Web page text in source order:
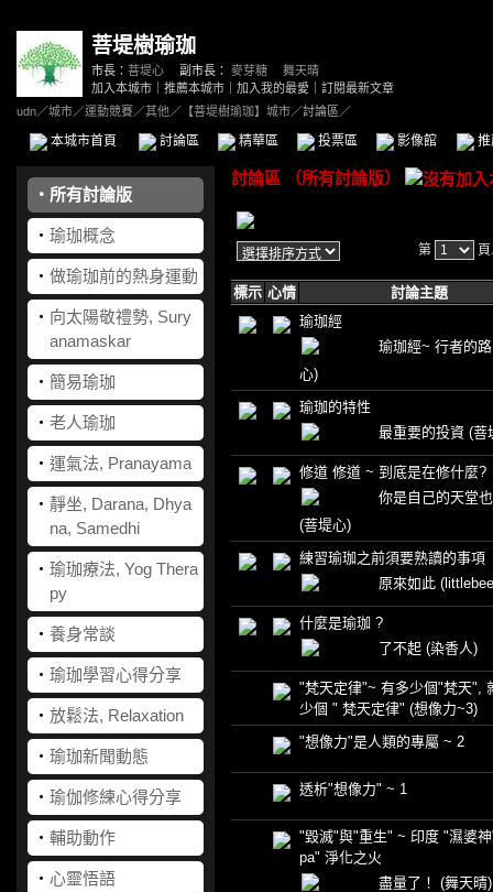
菩堤樹瑜珈
市長： 菩堤心 副市長： 麥芽糖
舞天晴
加入本城市
推薦本城市 加入我的最愛
訂閱最新文章
udn／城市／運動競賽／其他／ 【菩堤樹瑜珈】城市／討論區／
本城市首頁 討論區 精華區 投票區 影像館
‧ 所有討論版
‧ 瑜珈概念
‧ 做瑜珈前的熱身運動
‧ 向太陽敬禮勢, Sury
anamaskar
‧ 簡易瑜珈
‧ 老人瑜珈
‧ 運氣法, Pranayama
‧ 靜坐, Darana, Dhya
na, Samedhi
‧ 瑜珈療法, Yog Thera
py
‧ 養身常談
‧ 瑜珈學習心得分享
‧ 放鬆法, Relaxation
‧ 瑜珈新聞動態
‧ 瑜伽修練心得分享
‧ 輔助動作
‧ 心靈悟語
討論區 （所有討論版）
第
標示 心情
討論主題
瑜珈經
瑜珈經~ 行者的
心)
瑜珈的特性
最重要的投資 (菩
修道 修道 ~ 到底是在修什麼?
你是自己的天堂
(菩堤心)
練習瑜珈之前須要熟讀的事項
原來如此
什麼是瑜珈 ?
了不起 (染香人)
"梵天定律"~ 有多少個"梵天",
少個 " 梵天定律" (想像力~3)
"想像力"是人類的專屬 ~ 2
透析"想像力" ~ 1
"毀滅"與"重生" ~ 印度 "濕婆
pa" 淨化之火
盡量了！ (舞天晴)